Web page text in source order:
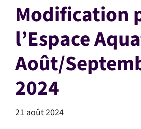
VIE ÉCONOMIQUE
ACTIVITÉS ET LOISIRS
Modification
l’Espace
Août/
2024
21 août 2024